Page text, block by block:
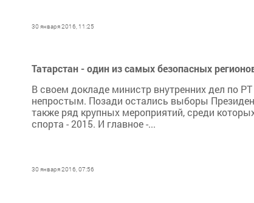
30 января 2016, 11:25
Татарстан - один из самых безопасных
В своем докладе министр внутренних дел по
непростым. Позади остались выборы
также ряд крупных мероприятий, среди
спорта - 2015. И главное -...
30 января 2016, 07:56